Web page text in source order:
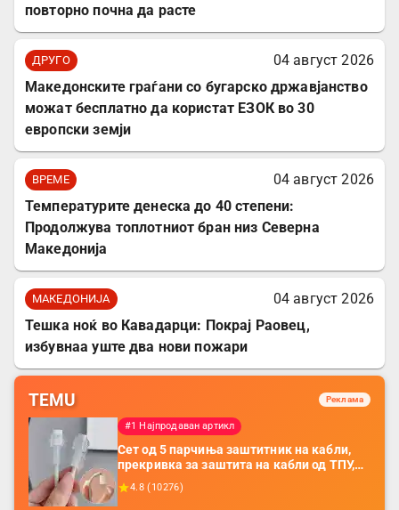
повторно почна да расте
ДРУГО
04 август 2026
Mакедонските граѓани со бугарско државјанство
можат бесплатно да користат ЕЗОК во 30
европски земји
ВРЕМЕ
04 август 2026
Температурите денеска до 40 степени:
Продолжува топлотниот бран низ Северна
Македонија
МАКЕДОНИЈА
04 август 2026
Тешка ноќ во Кавадарци: Покрај Раовец,
избувнаа уште два нови пожари
TEMU Реклама
#1 Најпродаван артикл
Сет од 5 парчиња заштитник на кабли,
прекривка за заштита на кабли од ТПУ,
додатоци за заштита на кабли, без
батерија, за мобилни телефони, комплет
4.8 (10276)